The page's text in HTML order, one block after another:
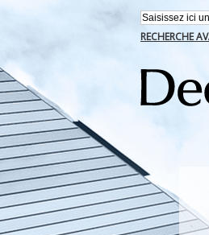
RECHERCHE